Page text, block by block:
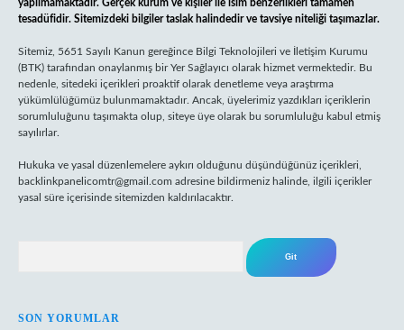
yapılmamaktadır. Gerçek kurum ve kişiler ile isim benzerlikleri tamamen
tesadüfidir. Sitemizdeki bilgiler taslak halindedir ve tavsiye niteliği taşımazlar.
Sitemiz, 5651 Sayılı Kanun gereğince Bilgi Teknolojileri ve İletişim Kurumu
(BTK) tarafından onaylanmış bir Yer Sağlayıcı olarak hizmet vermektedir. Bu
nedenle, sitedeki içerikleri proaktif olarak denetleme veya araştırma
yükümlülüğümüz bulunmamaktadır. Ancak, üyelerimiz yazdıkları içeriklerin
sorumluluğunu taşımakta olup, siteye üye olarak bu sorumluluğu kabul etmiş
sayılırlar.
Hukuka ve yasal düzenlemelere aykırı olduğunu düşündüğünüz içerikleri,
backlinkpanelicomtr@gmail.com adresine bildirmeniz halinde, ilgili içerikler
yasal süre içerisinde sitemizden kaldırılacaktır.
SON YORUMLAR